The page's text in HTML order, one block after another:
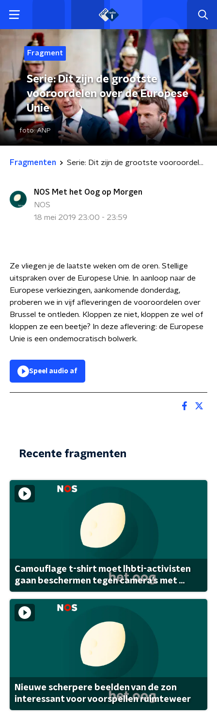
Fragment
Serie: Dit zijn de grootste
vooroordelen over de Europese
Unie
foto:ANP
Fragmenten Serie: Dit zijn de grootste vooroordelen over de Europese Unie
NOS Met het Oog op Morgen
NOS
18 mei 2019 23:00 - 23:59
Ze vliegen je de laatste weken om de oren. Stellige
uitspraken over de Europese Unie. In aanloop naar de
Europese verkiezingen, aankomende donderdag,
proberen we in vijf afleveringen de vooroordelen over
Brussel te ontleden. Kloppen ze niet, kloppen ze wel of
kloppen ze een beetje? In deze aflevering: de Europese
Unie is een ondemocratisch bolwerk.
Speel audio af
Recente fragmenten
Camouflage t-shirt moet lhbti-activisten
gaan beschermen tegen camera's met ...
Nieuwe scherpere beelden van de zon
interessant voor voorspellen ruimteweer